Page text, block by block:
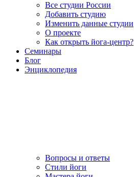
Все студии России
Добавить студию
Изменить данные студии
О проекте
Как открыть йога-центр?
Семинары
Блог
Энциклопедия
Вопросы и ответы
Стили йоги